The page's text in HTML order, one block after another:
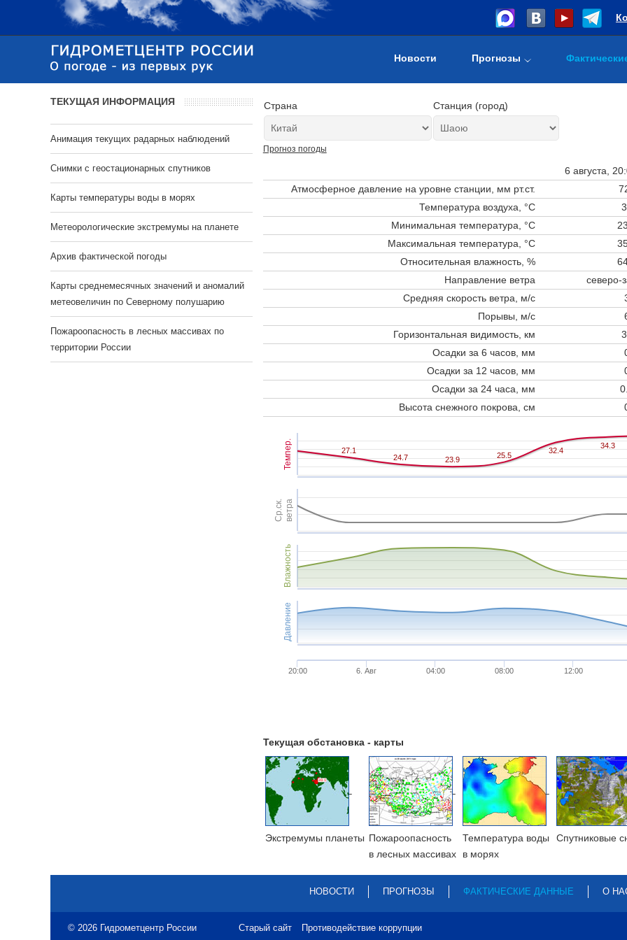
Новости Прогнозы
Страна Станция (город)
Прогноз погоды
6 августа,
Атмосферное давление на уровне станции, мм рт.ст.
Температура воздуха, °C
Минимальная температура, °C
Максимальная температура, °C
Относительная влажность, %
Направление ветра
северо-
Средняя скорость ветра, м/с
Порывы, м/с
Горизонтальная видимость, км
Осадки за 6 часов, мм
Осадки за 12 часов, мм
Осадки за 24 часа, мм
Высота снежного покрова, см
Темпер.
Ср.ск.ветра
Влажность
Давление
27.1
27.1
24.7
24.7 23.9
23.9 25.5
25.5
32.4
32.4
34.3
34.3
20:00 6. Авг 04:00 08:00 12:00
Текущая обстановка - карты
Экстремумы планеты Пожароопасность
в лесных массивах
Температура воды
в морях
Cпутниковые
ТЕКУЩАЯ ИНФОРМАЦИЯ
Анимация текущих радарных наблюдений
Cнимки с геостационарных спутников
Карты температуры воды в морях
Метеорологические экстремумы на планете
Архив фактической погоды
Карты среднемесячных значений и аномалий
метеовеличин по Северному полушарию
Пожароопасность в лесных массивах по
территории России
НОВОСТИ ПРОГНОЗЫ ФАКТИЧЕСКИЕ ДАННЫЕ О
© 2026 Гидрометцентр России Старый сайт Противодействие коррупции